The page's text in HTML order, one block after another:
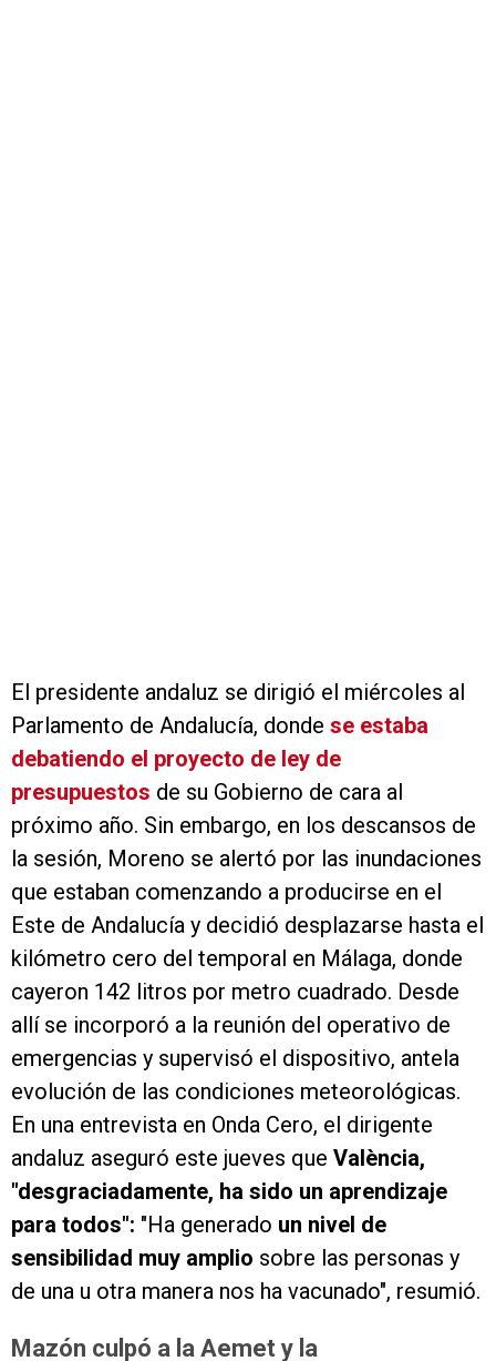
El presidente andaluz se dirigió el miércoles al
Parlamento de Andalucía, donde se estaba
debatiendo el proyecto de ley de
presupuestos de su Gobierno de cara al
próximo año. Sin embargo, en los descansos de
la sesión, Moreno se alertó por las inundaciones
que estaban comenzando a producirse en el
Este de Andalucía y decidió desplazarse hasta el
kilómetro cero del temporal en Málaga, donde
cayeron 142 litros por metro cuadrado. Desde
allí se incorporó a la reunión del operativo de
emergencias y supervisó el dispositivo, antela
evolución de las condiciones meteorológicas.
En una entrevista en Onda Cero, el dirigente
andaluz aseguró este jueves que València,
"desgraciadamente, ha sido un aprendizaje
para todos": "Ha generado un nivel de
sensibilidad muy amplio sobre las personas y
de una u otra manera nos ha vacunado", resumió.
Mazón culpó a la Aemet y la